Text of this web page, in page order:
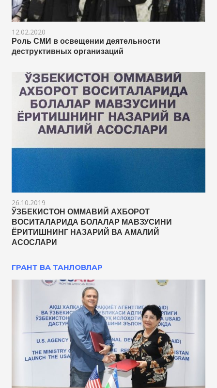
12.02.2020
Роль СМИ в освещении деятельности
деструктивных организаций
26.10.2019
ЎЗБЕКИСТОН ОММАВИЙ АХБОРОТ
ВОСИТАЛАРИДА БОЛАЛАР МАВЗУСИНИ
ЁРИТИШНИНГ НАЗАРИЙ ВА АМАЛИЙ
АСОСЛАРИ
ГРАНТ ВА ТАНЛОВЛАР